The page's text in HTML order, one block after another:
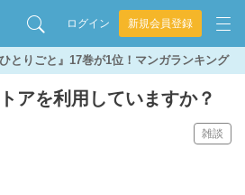
ログイン 新規会員登録
とりごと』17巻が1位！マンガランキング
アを利用していますか？
雑談